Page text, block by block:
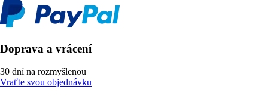
Doprava a vrácení
30 dní na rozmyšlenou
Vraťte svou objednávku